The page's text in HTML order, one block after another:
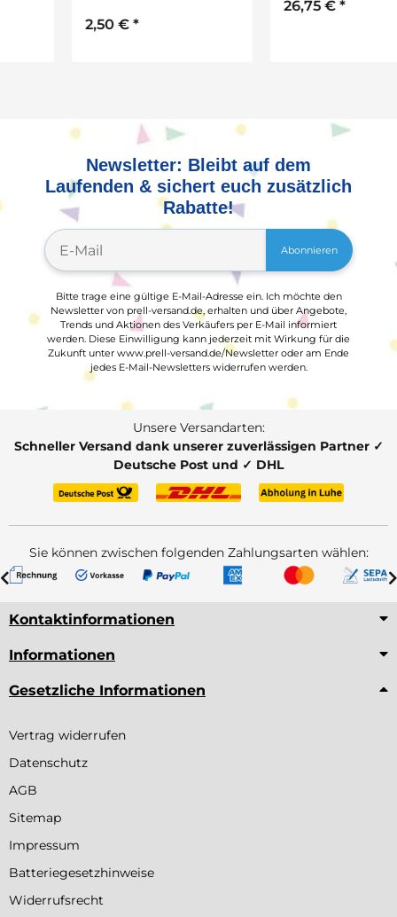
Newsletter: Bleibt auf dem
Laufenden & sichert euch zusätzlich
Rabatte!
Abonnieren
Bitte trage eine gültige E-Mail-Adresse ein. Ich möchte den
Newsletter von prell-versand.de, erhalten und über Angebote,
Trends und Aktionen des Verkäufers per E-Mail informiert
werden. Diese Einwilligung kann jederzeit mit Wirkung für die
Zukunft unter www.prell-versand.de/Newsletter oder am Ende
jedes E-Mail-Newsletters widerrufen werden.
Unsere Versandarten:
Schneller Versand dank unserer zuverlässigen Partner ✓
Deutsche Post und ✓ DHL
Sie können zwischen folgenden Zahlungsarten wählen:
Kontaktinformationen
Informationen
Gesetzliche Informationen
Vertrag widerrufen
Datenschutz
AGB
Sitemap
Impressum
Batteriegesetzhinweise
Widerrufsrecht